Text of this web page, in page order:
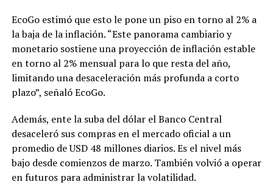
EcoGo estimó que esto le pone un piso en torno al 2% a
la baja de la inflación. “Este panorama cambiario y
monetario sostiene una proyección de inflación estable
en torno al 2% mensual para lo que resta del año,
limitando una desaceleración más profunda a corto
plazo”, señaló EcoGo.
Además, ente la suba del dólar el Banco Central
desaceleró sus compras en el mercado oficial a un
promedio de USD 48 millones diarios. Es el nivel más
bajo desde comienzos de marzo. También volvió a operar
en futuros para administrar la volatilidad.